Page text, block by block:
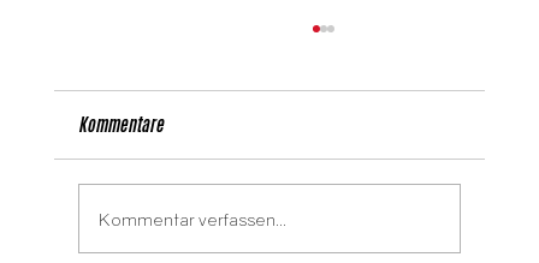
Kommentare
Kommentar verfassen...